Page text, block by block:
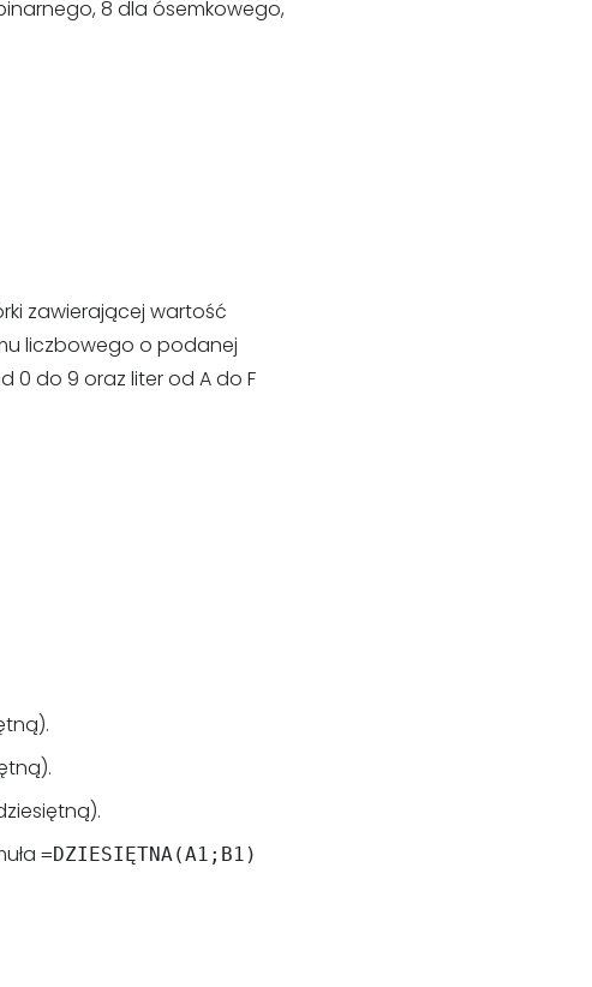
8 dla ósemkowego,
zawierającej wartość
liczbowego o podanej
0 do 9 oraz liter od A do F
=DZIESIĘTNA(A1;B1)